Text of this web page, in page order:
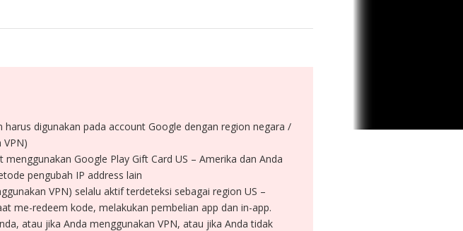
digunakan pada account Google dengan region negara /
VPN)
Google Play Gift Card US – Amerika dan Anda
pengubah IP address lain
VPN) selalu aktif terdeteksi sebagai region US –
me-redeem kode, melakukan pembelian app dan in-app.
atau jika Anda menggunakan VPN, atau jika Anda tidak